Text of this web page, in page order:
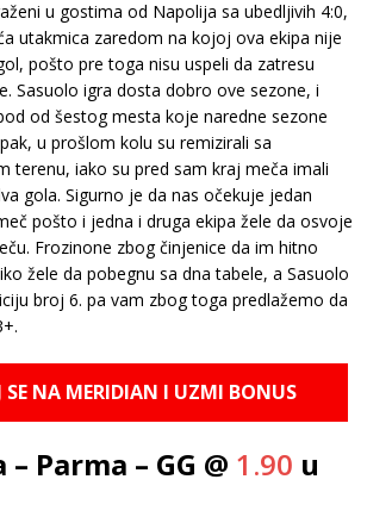
u gostima od Napolija sa ubedljivih 4:0,
utakmica zaredom na kojoj ova ekipa nije
pošto pre toga nisu uspeli da zatresu
Sasuolo igra dosta dobro ove sezone, i
od šestog mesta koje naredne sezone
u prošlom kolu su remizirali sa
terenu, iako su pred sam kraj meča imali
gola. Sigurno je da nas očekuje jedan
pošto i jedna i druga ekipa žele da osvoje
Frozinone zbog činjenice da im hitno
žele da pobegnu sa dna tabele, a Sasuolo
broj 6. pa vam zbog toga predlažemo da
SE NA MERIDIAN I UZMI BONUS
Parma – GG @ 1.90 u